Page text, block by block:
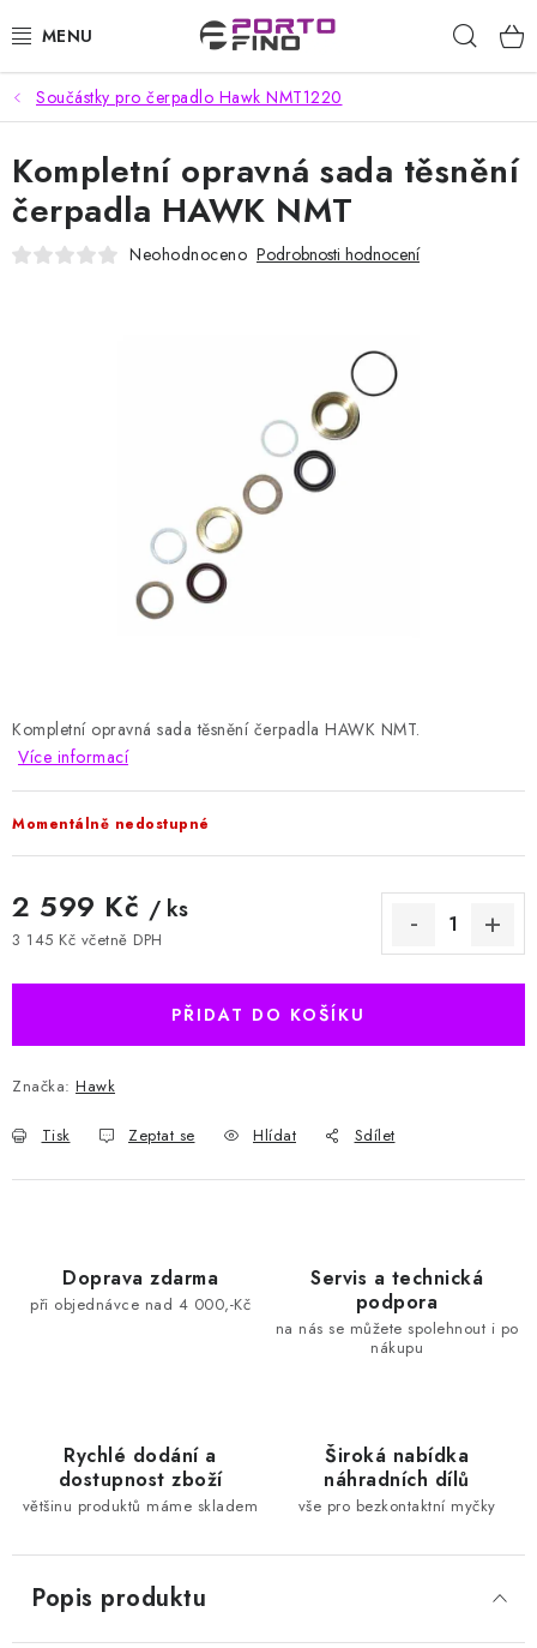
na
CHEMIE A PÉČE O VOZIDLA
PŘÍSLUŠENSTVÍ A ND K AUTOMYČKÁM
VYSOKOTLAKÉ A ČISTÍCÍ STROJE
CHEMIE - BEZKONTAKTNÍ MYČKY
HODNOCENÍ OBCHODU
Jak nakupovat
Součástky pro čerpadlo Hawk NMT1220
Kompletní opravná sada těsnění čerpadla HAWK NMT.
Více informací
Momentálně nedostupné
2 599 Kč / ks
3 145 Kč včetně DPH
PŘIDAT DO KOŠÍKU
Značka: Hawk
Tisk Zeptat se Hlídat Sdílet
Kompletní opravná sada těsnění
čerpadla HAWK NMT
Neohodnoceno Podrobnosti hodnocení
Doprava zdarma
při objednávce nad 4 000,-Kč
Servis a technická
podpora
na nás se můžete spolehnout i po
nákupu
Rychlé dodání a
dostupnost zboží
většinu produktů máme skladem
Široká nabídka
náhradních dílů
vše pro bezkontaktní myčky
Popis produktu